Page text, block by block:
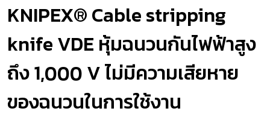
KNIPEX® Cable stripping
knife VDE หุ้มฉนวนกันไฟฟ้าสูง
ถึง 1,000 V ไม่มีความเสียหาย
ของฉนวนในการใช้งาน